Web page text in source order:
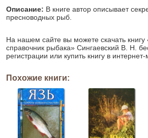
Описание: В книге автор описывает
пресноводных рыб.
На нашем сайте вы можете скачать
справочник рыбака» Сингаевский В. Н.
регистрации или купить книгу в интернет-
Похожие книги: